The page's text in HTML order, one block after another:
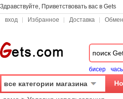
Здравствуйте, Приветствовать вас в Gets
вход
Избранное Доставка
бисер
все категории магазина